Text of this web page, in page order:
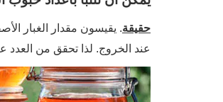
حقيقة. يقيسون مقدار الغبار
عند الخروج. لذا تحقق من